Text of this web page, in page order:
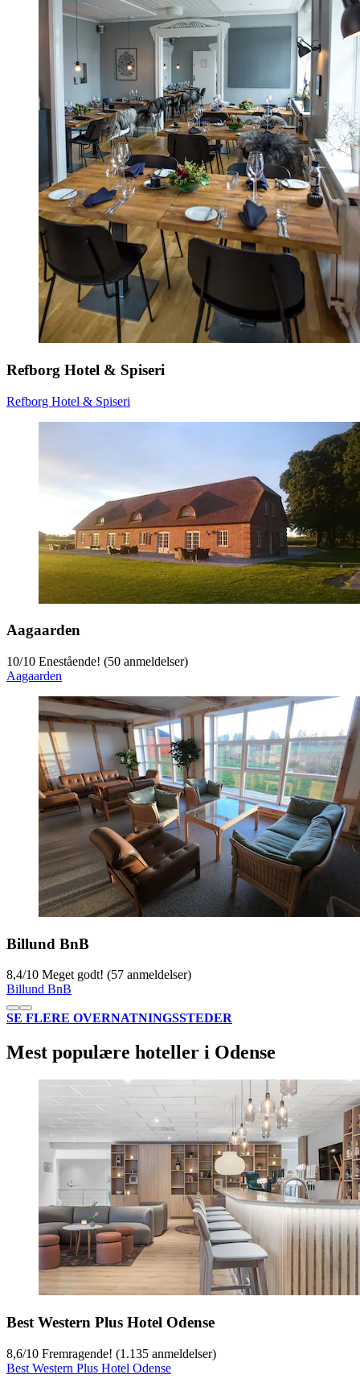
Refborg Hotel & Spiseri
Refborg Hotel & Spiseri
Aagaarden
10/10 Enestående! (50 anmeldelser)
Aagaarden
Billund BnB
8,4/10 Meget godt! (57 anmeldelser)
Billund BnB
SE FLERE OVERNATNINGSSTEDER
Mest populære hoteller i Odense
Best Western Plus Hotel Odense
8,6/10 Fremragende! (1.135 anmeldelser)
Best Western Plus Hotel Odense